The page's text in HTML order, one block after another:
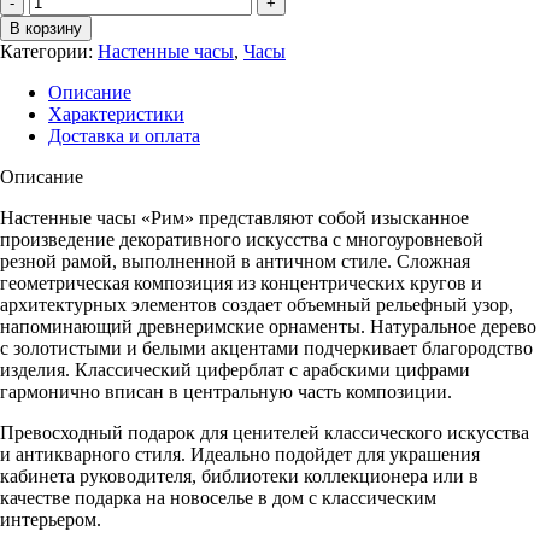
Часы
резные
РИМ,
махагон
В корзину
Категории: Настенные часы, Часы
Описание
Характеристики
Доставка и оплата
Описание
Настенные часы «Рим» представляют собой изысканное
произведение декоративного искусства с многоуровневой
резной рамой, выполненной в античном стиле. Сложная
геометрическая композиция из концентрических кругов и
архитектурных элементов создает объемный рельефный узор,
напоминающий древнеримские орнаменты. Натуральное дерево
с золотистыми и белыми акцентами подчеркивает благородство
изделия. Классический циферблат с арабскими цифрами
гармонично вписан в центральную часть композиции.
Превосходный подарок для ценителей классического искусства
и антикварного стиля. Идеально подойдет для украшения
кабинета руководителя, библиотеки коллекционера или в
качестве подарка на новоселье в дом с классическим
интерьером.